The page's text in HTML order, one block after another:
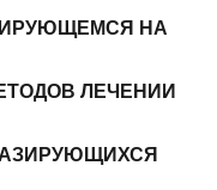
НА
ЛЕЧЕНИИ